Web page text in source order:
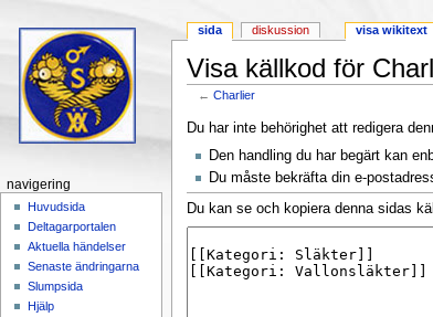
Visa källkod för
←Charlier
Du har inte behörighet att redigera
Den handling du har begärt kan
Du måste bekräfta din e-
Du kan se och kopiera denna sidas
sida diskussion visa wikitext
navigering
Huvudsida
Deltagarportalen
Aktuella händelser
Senaste ändringarna
Slumpsida
Hjälp